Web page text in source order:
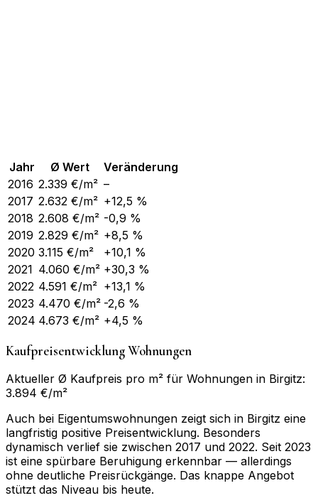
Jahr Ø Wert
Veränderung
2016 2.339 €/m² –
2017 2.632 €/m² +12,5 %
2018 2.608 €/m² -0,9 %
2019 2.829 €/m² +8,5 %
2020 3.115 €/m²
+10,1 %
2021 4.060 €/m² +30,3 %
2022 4.591 €/m² +13,1 %
2023 4.470 €/m² -2,6 %
2024 4.673 €/m² +4,5 %
Kaufpreisentwicklung Wohnungen
Aktueller Ø Kaufpreis pro m² für Wohnungen in Birgitz:
3.894 €/m²
Auch bei Eigentumswohnungen zeigt sich in Birgitz eine
langfristig positive Preisentwicklung. Besonders
dynamisch verlief sie zwischen 2017 und 2022. Seit 2023
ist eine spürbare Beruhigung erkennbar — allerdings
ohne deutliche Preisrückgänge. Das knappe Angebot
stützt das Niveau bis heute.